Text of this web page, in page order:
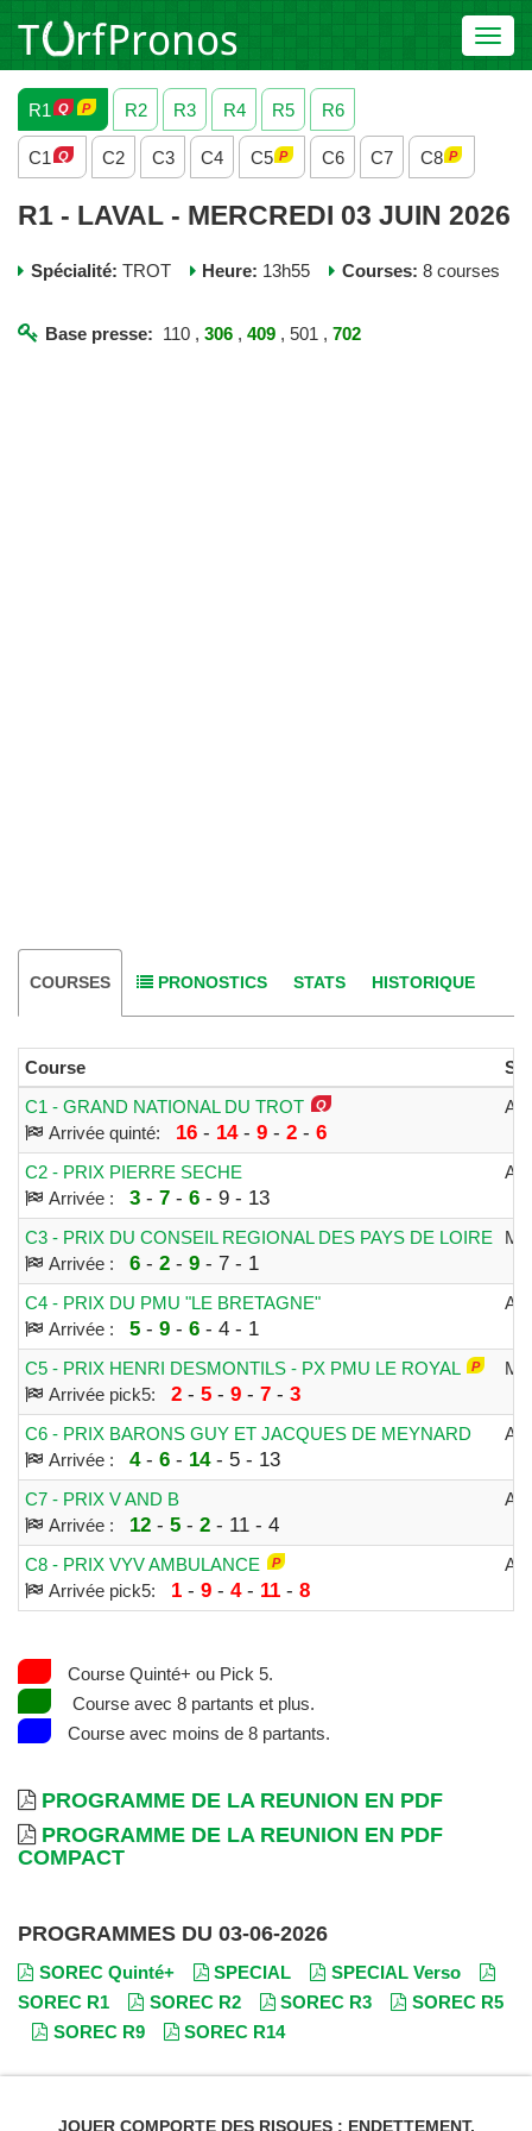
R1
R2 R3 R4 R5 R6
C1 C2 C3 C4 C5 C6 C7 C8
R1 - LAVAL - MERCREDI 03 JUIN 2026
Spécialité: TROT Heure: 13h55 Courses: 8 courses
Base presse: 110 ,306 ,409 , 501 ,702
COURSES PRONOSTICS STATS HISTORIQUE
Course
C1 - GRAND NATIONAL DU TROT
Arrivée quinté:
16- 14- 9- 2- 6
C2 - PRIX PIERRE SECHE
Arrivée :
3- 7- 6- 9 - 13
C3 - PRIX DU CONSEIL REGIONAL DES PAYS DE LOIRE
Arrivée :
6- 2- 9- 7 - 1
C4 - PRIX DU PMU "LE BRETAGNE"
Arrivée :
5- 9- 6- 4 - 1
C5 - PRIX HENRI DESMONTILS - PX PMU LE ROYAL
Arrivée pick5:
2- 5- 9- 7- 3
C6 - PRIX BARONS GUY ET JACQUES DE MEYNARD
Arrivée :
4- 6- 14- 5 - 13
C7 - PRIX V AND B
Arrivée :
12- 5- 2- 11 - 4
C8 - PRIX VYV AMBULANCE
Arrivée pick5:
1 - 9- 4- 11 - 8
Course Quinté+ ou Pick 5.
Course avec 8 partants et plus.
Course avec moins de 8 partants.
PROGRAMME DE LA REUNION EN PDF
PROGRAMME DE LA REUNION EN PDF
COMPACT
PROGRAMMES DU 03-06-2026
SOREC Quinté+ SPECIAL
SPECIAL Verso
SOREC R1
SOREC R2 SOREC R3
SOREC R5
SOREC R9
SOREC R14
JOUER COMPORTE DES RISQUES : ENDETTEMENT,